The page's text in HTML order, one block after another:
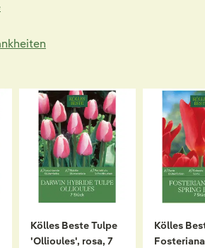
Kölles Beste Tulpe
'Ollioules', rosa, 7
Kölles